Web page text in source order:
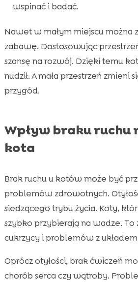
wspinać i badać.
Nawet w małym miejscu można
zabawę. Dostosowując
szansę na rozwój. Dzięki temu
nudził. A mała przestrzeń zmieni
przygód.
Wpływ braku ruchu
kota
Brak ruchu u kotów może być
problemów zdrowotnych.
siedzącego trybu życia. Koty,
szybko przybierają na wadze. To
cukrzycy i problemów z
Oprócz otyłości, brak ćwiczeń
chorób serca czy wątroby.